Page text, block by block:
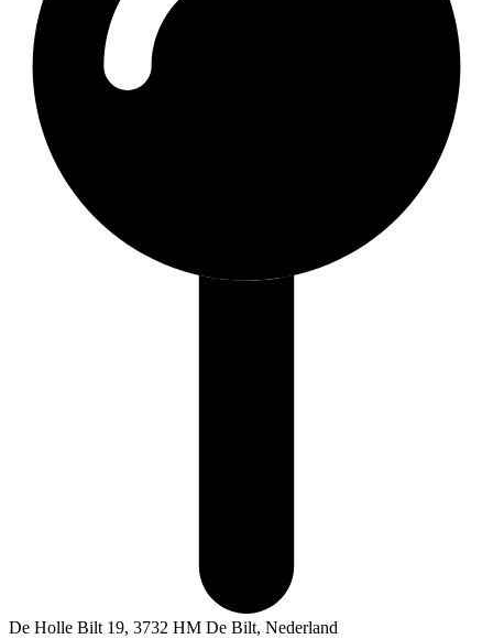
De Holle Bilt 19, 3732 HM De Bilt, Nederland